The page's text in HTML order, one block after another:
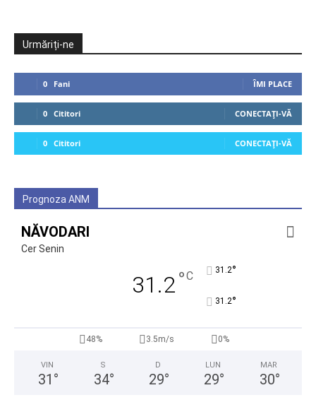
Urmăriți-ne
0 Fani ÎMI PLACE
0 Cititori CONECTAȚI-VĂ
0 Cititori CONECTAȚI-VĂ
Prognoza ANM
NĂVODARI
Cer Senin
31.2°C 31.2°
31.2°
48% 3.5m/s 0%
VIN
31 °
S
34°
D
29°
LUN
29°
MAR
30°